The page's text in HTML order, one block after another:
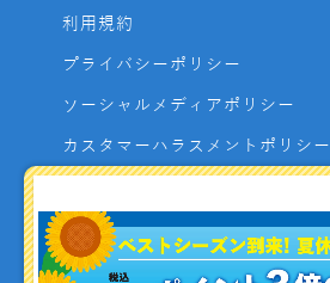
利用規約
プライバシーポリシー
ソーシャルメディアポリシー
カスタマーハラスメントポリシー
よくあるご質問
お問い合わせ